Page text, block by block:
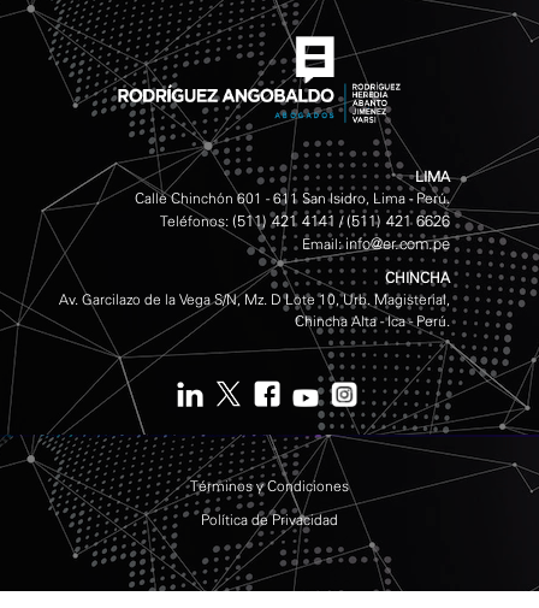
LIMA
Calle Chinchón 601 - 611 San Isidro, Lima - Perú.
Teléfonos: (511) 421 4141 /(511) 421 6626
Email:info@er.com.pe
CHINCHA
Av. Garcilazo de la Vega S/N, Mz. D Lote 10, Urb. Magisterial,
Chincha Alta - Ica - Perú.
Términos y Condiciones
Política de Privacidad